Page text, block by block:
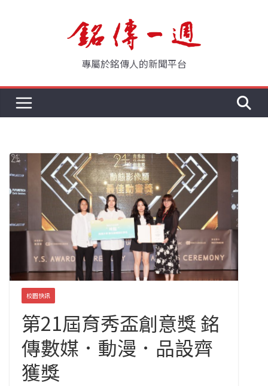
專屬於銘傳人的新聞平台
校園快訊
第21屆育秀盃創意獎 銘
傳數媒．動漫．品設齊
獲獎